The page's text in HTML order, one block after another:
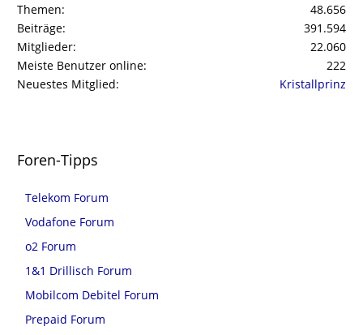
Themen
48.656
Beiträge
391.594
Mitglieder
22.060
Meiste Benutzer online
222
Neuestes Mitglied
Kristallprinz
Foren-Tipps
Telekom Forum
Vodafone Forum
o2 Forum
1&1 Drillisch Forum
Mobilcom Debitel Forum
Prepaid Forum